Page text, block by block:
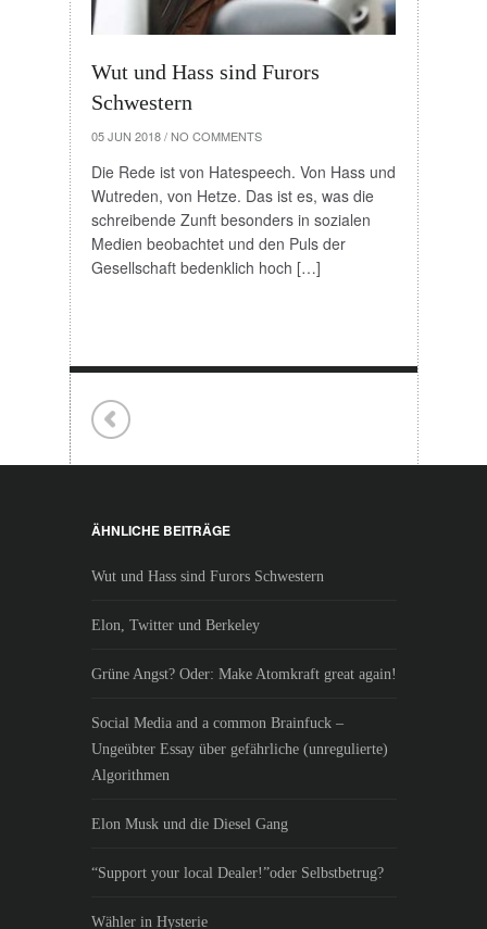
Wut und Hass sind Furors
Schwestern
05 JUN 2018 / NO COMMENTS
Die Rede ist von Hatespeech. Von Hass und
Wutreden, von Hetze. Das ist es, was die
schreibende Zunft besonders in sozialen
Medien beobachtet und den Puls der
Gesellschaft bedenklich hoch […]
ÄHNLICHE BEITRÄGE
Wut und Hass sind Furors Schwestern
Elon, Twitter und Berkeley
Grüne Angst? Oder: Make Atomkraft great again!
Social Media and a common Brainfuck –
Ungeübter Essay über gefährliche (unregulierte)
Algorithmen
Elon Musk und die Diesel Gang
“Support your local Dealer!”oder Selbstbetrug?
Wähler in Hysterie